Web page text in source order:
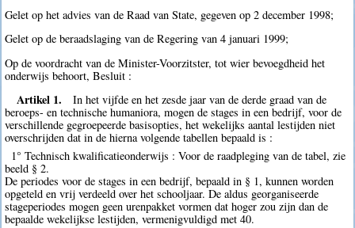
Gelet op het advies van de Raad van State, gegeven op 2 december 1998;
Gelet op de beraadslaging van de Regering van 4 januari 1999;
Op de voordracht van de Minister-Voorzitster, tot wier bevoegdheid het
onderwijs behoort, Besluit :
Artikel 1.
In het vijfde en het zesde jaar van de derde graad van de
beroeps- en technische humaniora, mogen de stages in een bedrijf, voor de
verschillende gegroepeerde basisopties, het wekelijks aantal lestijden niet
overschrijden dat in de hierna volgende tabellen bepaald is :
1° Technisch kwalificatieonderwijs : Voor de raadpleging van de tabel, zie
beeld § 2.
De periodes voor de stages in een bedrijf, bepaald in § 1, kunnen worden
opgeteld en vrij verdeeld over het schooljaar. De aldus georganiseerde
stageperiodes mogen geen urenpakket vormen dat hoger zou zijn dan de
bepaalde wekelijkse lestijden, vermenigvuldigd met 40.